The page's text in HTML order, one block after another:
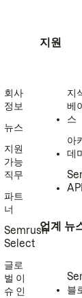
회사
정보
뉴스
지원
가능
직무
파트
너
Semrush
Select
글로
벌 이
슈 인
지원
지
베
스
아
데
업계 뉴
블